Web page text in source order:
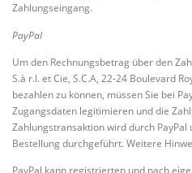
Zahlungseingang.
PayPal
Um den Rechnungsbetrag über den
S.à r.l. et Cie, S.C.A, 22-24 Boulevard
bezahlen zu können, müssen Sie bei
Zugangsdaten legitimieren und die
Zahlungstransaktion wird durch
Bestellung durchgeführt. Weitere
PayPal kann registrierten und nach